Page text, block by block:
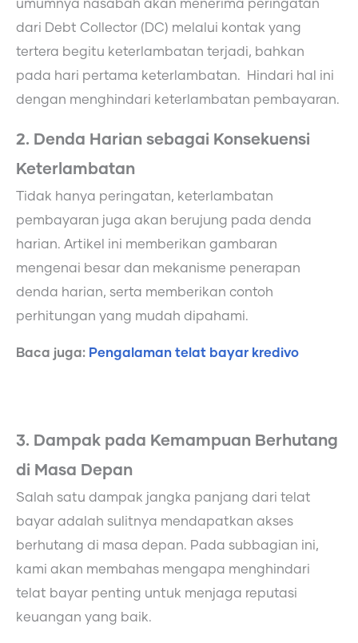
umumnya nasabah akan menerima peringatan
dari Debt Collector (DC) melalui kontak yang
tertera begitu keterlambatan terjadi, bahkan
pada hari pertama keterlambatan. Hindari hal ini
dengan menghindari keterlambatan pembayaran.
2. Denda Harian sebagai Konsekuensi
Keterlambatan
Tidak hanya peringatan, keterlambatan
pembayaran juga akan berujung pada denda
harian. Artikel ini memberikan gambaran
mengenai besar dan mekanisme penerapan
denda harian, serta memberikan contoh
perhitungan yang mudah dipahami.
Baca juga: Pengalaman telat bayar kredivo
3. Dampak pada Kemampuan Berhutang
di Masa Depan
Salah satu dampak jangka panjang dari telat
bayar adalah sulitnya mendapatkan akses
berhutang di masa depan. Pada subbagian ini,
kami akan membahas mengapa menghindari
telat bayar penting untuk menjaga reputasi
keuangan yang baik.